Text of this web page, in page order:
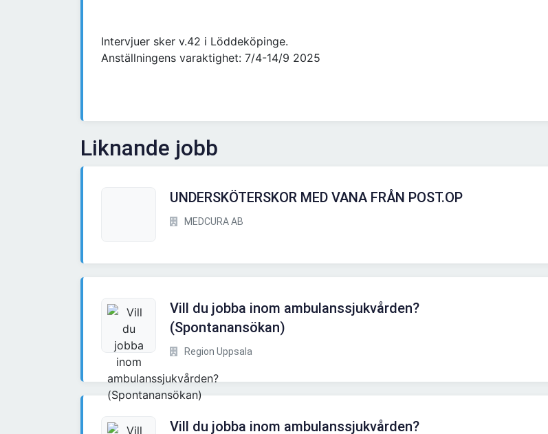
Intervjuer sker v.42 i Löddeköpinge.
Anställningens varaktighet: 7/4-14/9 2025
Liknande jobb
UNDERSKÖTERSKOR MED VANA FRÅN POST.OP
MEDCURA AB
Vill du jobba inom ambulanssjukvården?
(Spontanansökan)
Region Uppsala
Vill du jobba inom ambulanssjukvården?